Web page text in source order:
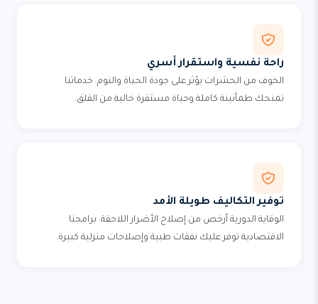
راحة نفسية واستقرار أسري
الخوف من الحشرات يؤثر على جودة الحياة والنوم. خدماتنا
تمنحك طمأنينة كاملة وحياة مستقرة خالية من القلق.
توفير التكاليف طويلة الأمد
الوقاية الدورية أرخص من إصلاح الأضرار اللاحقة. برامجنا
الاقتصادية توفر عليك نفقات طبية وإصلاحات منزلية كبيرة.